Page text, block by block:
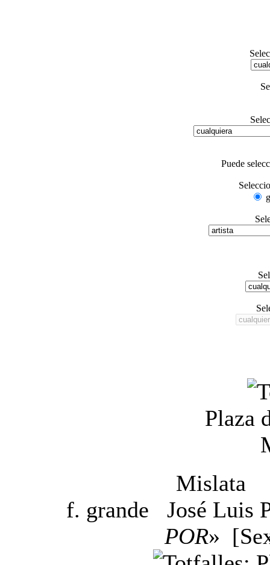
Puede
Plaza
Mislata
f. grande José Luis
POR»